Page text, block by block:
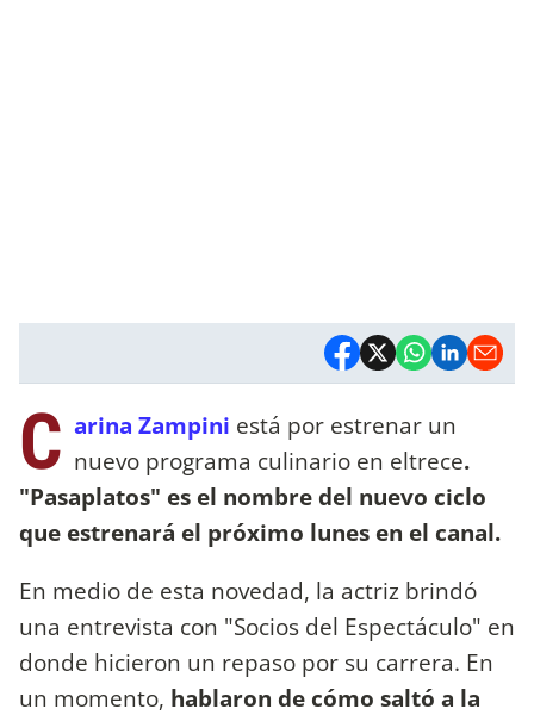
C arina Zampini está por estrenar un
nuevo programa culinario en eltrece.
"Pasaplatos" es el nombre del nuevo ciclo
que estrenará el próximo lunes en el canal.
En medio de esta novedad, la actriz brindó
una entrevista con "Socios del Espectáculo" en
donde hicieron un repaso por su carrera. En
un momento, hablaron de cómo saltó a la